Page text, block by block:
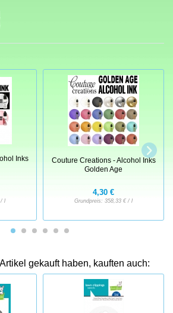
Inks
/ l
Couture Creations - Alcohol Inks
Golden Age
4,30 €
Grundpreis: 358,33 € / l
gekauft haben, kauften auch: